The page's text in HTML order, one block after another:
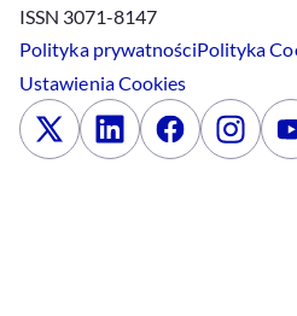
ISSN 3071-8147
Polityka prywatnościPolityka
UstawieniaCookies
x LinkedinFacebook